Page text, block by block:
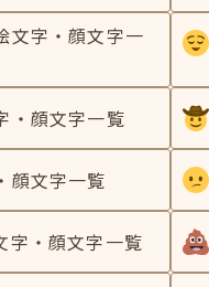
文字・顔文字一
・顔文字一覧
顔文字一覧
字・顔文字一覧